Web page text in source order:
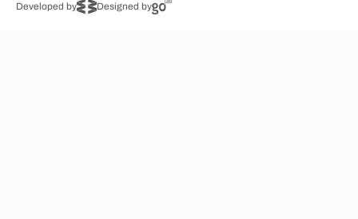
Developed by Designed by